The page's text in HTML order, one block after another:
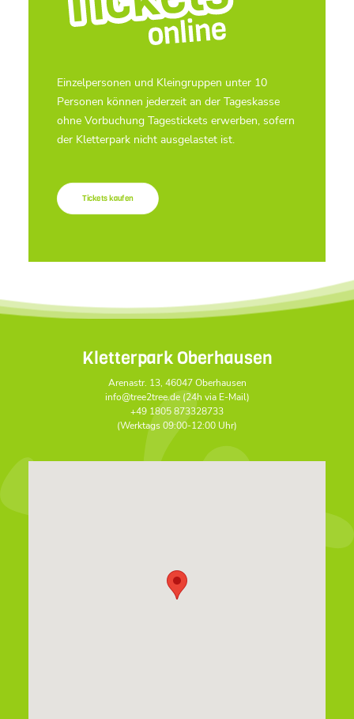
Einzelpersonen und Kleingruppen unter 10
Personen können jederzeit an der Tageskasse
ohne Vorbuchung Tagestickets erwerben, sofern
der Kletterpark nicht ausgelastet ist.
Tickets kaufen
Kletterpark Oberhausen
Arenastr. 13, 46047 Oberhausen
info@tree2tree.de (24h via E-Mail)
+49 1805 873328733
(Werktags 09:00-12:00 Uhr)